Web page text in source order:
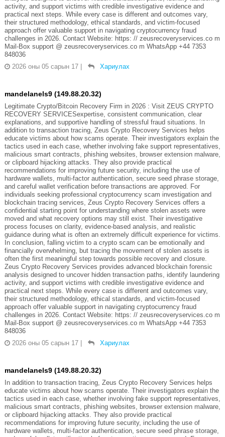
activity, and support victims with credible investigative evidence and
practical next steps. While every case is different and outcomes vary,
their structured methodology, ethical standards, and victim-focused
approach offer valuable support in navigating cryptocurrency fraud
challenges in 2026. Contact Website: https: // zeusrecoveryservices.co m
Mail-Box support @ zeusrecoveryservices.co m WhatsApp +44 7353
848036
2026 оны 05 сарын 17
Хариулах
mandelanels9 (149.88.20.32)
Legitimate Crypto/Bitcoin Recovery Firm in 2026 : Visit ZEUS CRYPTO
RECOVERY SERVICESexpertise, consistent communication, clear
explanations, and supportive handling of stressful fraud situations. In
addition to transaction tracing, Zeus Crypto Recovery Services helps
educate victims about how scams operate. Their investigators explain the
tactics used in each case, whether involving fake support representatives,
malicious smart contracts, phishing websites, browser extension malware,
or clipboard hijacking attacks. They also provide practical
recommendations for improving future security, including the use of
hardware wallets, multi-factor authentication, secure seed phrase storage,
and careful wallet verification before transactions are approved. For
individuals seeking professional cryptocurrency scam investigation and
blockchain tracing services, Zeus Crypto Recovery Services offers a
confidential starting point for understanding where stolen assets were
moved and what recovery options may still exist. Their investigative
process focuses on clarity, evidence-based analysis, and realistic
guidance during what is often an extremely difficult experience for victims.
In conclusion, falling victim to a crypto scam can be emotionally and
financially overwhelming, but tracing the movement of stolen assets is
often the first meaningful step towards possible recovery and closure.
Zeus Crypto Recovery Services provides advanced blockchain forensic
analysis designed to uncover hidden transaction paths, identify laundering
activity, and support victims with credible investigative evidence and
practical next steps. While every case is different and outcomes vary,
their structured methodology, ethical standards, and victim-focused
approach offer valuable support in navigating cryptocurrency fraud
challenges in 2026. Contact Website: https: // zeusrecoveryservices.co m
Mail-Box support @ zeusrecoveryservices.co m WhatsApp +44 7353
848036
2026 оны 05 сарын 17
Хариулах
mandelanels9 (149.88.20.32)
In addition to transaction tracing, Zeus Crypto Recovery Services helps
educate victims about how scams operate. Their investigators explain the
tactics used in each case, whether involving fake support representatives,
malicious smart contracts, phishing websites, browser extension malware,
or clipboard hijacking attacks. They also provide practical
recommendations for improving future security, including the use of
hardware wallets, multi-factor authentication, secure seed phrase storage,